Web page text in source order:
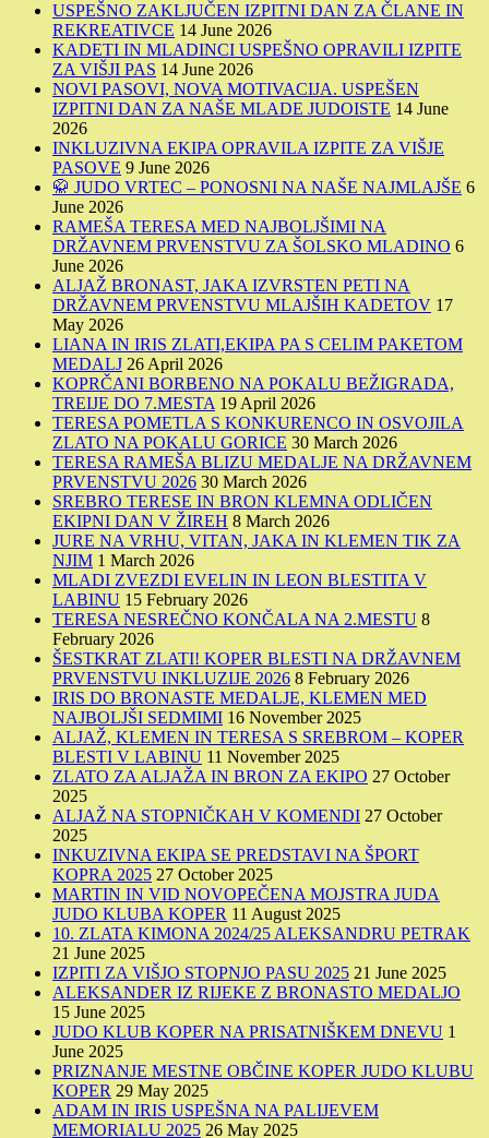
USPEŠNO ZAKLJUČEN IZPITNI DAN ZA ČLANE IN
REKREATIVCE 14 June 2026
KADETI IN MLADINCI USPEŠNO OPRAVILI IZPITE
ZA VIŠJI PAS 14 June 2026
NOVI PASOVI, NOVA MOTIVACIJA. USPEŠEN
IZPITNI DAN ZA NAŠE MLADE JUDOISTE 14 June
2026
INKLUZIVNA EKIPA OPRAVILA IZPITE ZA VIŠJE
PASOVE 9 June 2026
🥋 JUDO VRTEC – PONOSNI NA NAŠE NAJMLAJŠE 6
June 2026
RAMEŠA TERESA MED NAJBOLJŠIMI NA
DRŽAVNEM PRVENSTVU ZA ŠOLSKO MLADINO 6
June 2026
ALJAŽ BRONAST, JAKA IZVRSTEN PETI NA
DRŽAVNEM PRVENSTVU MLAJŠIH KADETOV 17
May 2026
LIANA IN IRIS ZLATI,EKIPA PA S CELIM PAKETOM
MEDALJ 26 April 2026
KOPRČANI BORBENO NA POKALU BEŽIGRADA,
TREIJE DO 7.MESTA 19 April 2026
TERESA POMETLA S KONKURENCO IN OSVOJILA
ZLATO NA POKALU GORICE 30 March 2026
TERESA RAMEŠA BLIZU MEDALJE NA DRŽAVNEM
PRVENSTVU 2026 30 March 2026
SREBRO TERESE IN BRON KLEMNA ODLIČEN
EKIPNI DAN V ŽIREH 8 March 2026
JURE NA VRHU, VITAN, JAKA IN KLEMEN TIK ZA
NJIM 1 March 2026
MLADI ZVEZDI EVELIN IN LEON BLESTITA V
LABINU 15 February 2026
TERESA NESREČNO KONČALA NA 2.MESTU 8
February 2026
ŠESTKRAT ZLATI! KOPER BLESTI NA DRŽAVNEM
PRVENSTVU INKLUZIJE 2026 8 February 2026
IRIS DO BRONASTE MEDALJE, KLEMEN MED
NAJBOLJŠI SEDMIMI 16 November 2025
ALJAŽ, KLEMEN IN TERESA S SREBROM – KOPER
BLESTI V LABINU 11 November 2025
ZLATO ZA ALJAŽA IN BRON ZA EKIPO 27 October
2025
ALJAŽ NA STOPNIČKAH V KOMENDI 27 October
2025
INKUZIVNA EKIPA SE PREDSTAVI NA ŠPORT
KOPRA 2025 27 October 2025
MARTIN IN VID NOVOPEČENA MOJSTRA JUDA
JUDO KLUBA KOPER 11 August 2025
10. ZLATA KIMONA 2024/25 ALEKSANDRU PETRAK
21 June 2025
IZPITI ZA VIŠJO STOPNJO PASU 2025 21 June 2025
ALEKSANDER IZ RIJEKE Z BRONASTO MEDALJO
15 June 2025
JUDO KLUB KOPER NA PRISATNIŠKEM DNEVU 1
June 2025
PRIZNANJE MESTNE OBČINE KOPER JUDO KLUBU
KOPER 29 May 2025
ADAM IN IRIS USPEŠNA NA PALIJEVEM
MEMORIALU 2025 26 May 2025